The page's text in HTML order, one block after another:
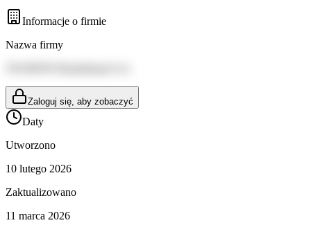
Informacje o firmie
Nazwa firmy
Zaloguj się, aby zobaczyć
Daty
Utworzono
10 lutego 2026
Zaktualizowano
11 marca 2026